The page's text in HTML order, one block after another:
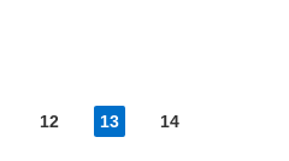
12 13 14